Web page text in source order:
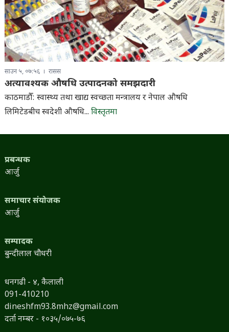
साउन ५, ०७:५६ रासस
अत्यावश्यक औषधि उत्पादनको समझदारी
काठमाडौँ: स्वास्थ्य तथा खाद्य स्वच्छता मन्त्रालय र नेपाल औषधि
लिमिटेडबीच स्वदेशी औषधि... विस्तृतमा
प्रबन्धक
आर्जु
समाचार संयोजक
आर्जु
सम्पादक
बुन्दीलाल चौधरी
धनगढी - ४, कैलाली
091-410210
dineshfm93.8mhz@gmail.com
दर्ता नम्बर - १०३५/०७५-७६